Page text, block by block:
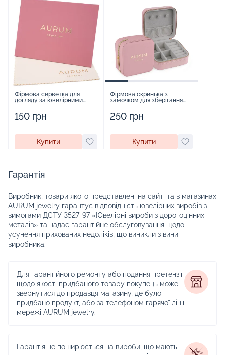
Фірмова серветка для
догляду за ювелірними
150 грн
Купити
Фірмова скринька з
замочком для зберігання
250 грн
Купити
Гарантія
Виробник, товари якого представлені на сайті та в магазинах
AURUM jewelry гарантує відповідність ювелірних виробів з
вимогами ДСТУ 3527-97 «Ювелірні вироби з дорогоцінних
металів» та надає гарантійне обслуговування щодо
усунення прихованих недоліків, що виникли з вини
виробника.
Для гарантійного ремонту або подання претензії
щодо якості придбаного товару покупець може
звернутися до продавця магазину, де було
придбано продукт, або за телефоном гарячої лінії
мережі AURUM jewelry.
Гарантія не поширюється на вироби, що мають